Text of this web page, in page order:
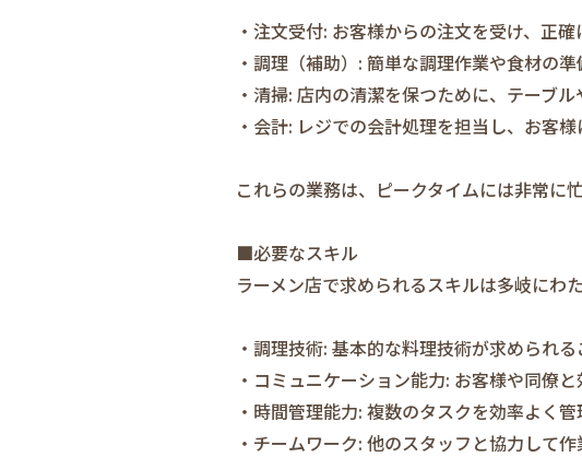
・注文受付: お客様からの注文を受け、正確
・調理（補助）: 簡単な調理作業や食材の
・清掃: 店内の清潔を保つために、テーブル
・会計: レジでの会計処理を担当し、お客様
これらの業務は、ピークタイムには非常に
■必要なスキル
ラーメン店で求められるスキルは多岐にわ
・調理技術: 基本的な料理技術が求められ
・コミュニケーション能力: お客様や同僚
・時間管理能力: 複数のタスクを効率よく
・チームワーク: 他のスタッフと協力して作